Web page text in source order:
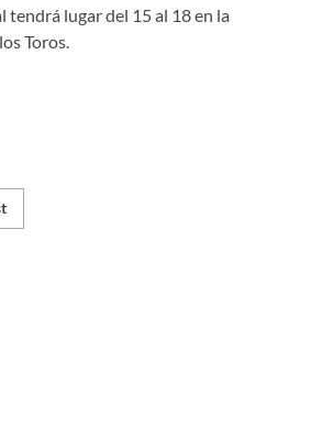
tendrá lugar del 15 al 18 en la
Toros.